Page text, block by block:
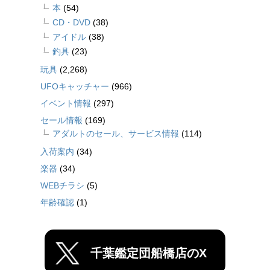
本 (54)
CD・DVD (38)
アイドル (38)
釣具 (23)
玩具 (2,268)
UFOキャッチャー (966)
イベント情報 (297)
セール情報 (169)
アダルトのセール、サービス情報 (114)
入荷案内 (34)
楽器 (34)
WEBチラシ (5)
年齢確認 (1)
千葉鑑定団船橋店のX